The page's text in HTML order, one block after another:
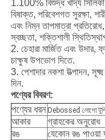
1.100% বিশুদ্ধ খাদ্য
বিষাক্ত, পরিবেশগত সুরক্ষা,
এবং নিম্ন তাপমাত্রা
স্বচ্ছতা, শক্তিশালী
2. চেহারা মার্জিত এবং
চাক্ষুষ উপভোগ দিতে.
3. পেশাদার নকশা উত্পাদন,
দিন.
পণ্যের বিবরণ:
পণ্যের ধরন Debossed লোগো টুপি
আকার
গ্রাহকের অনুরোধ
রঙ
যেকোন রঙ পাওয়া